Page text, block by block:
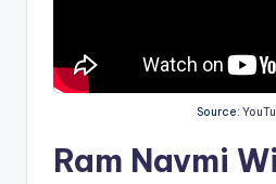
Source:
Ram Navmi